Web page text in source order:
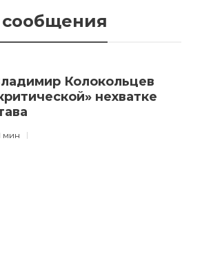
Колокольцев
нехватке
мин